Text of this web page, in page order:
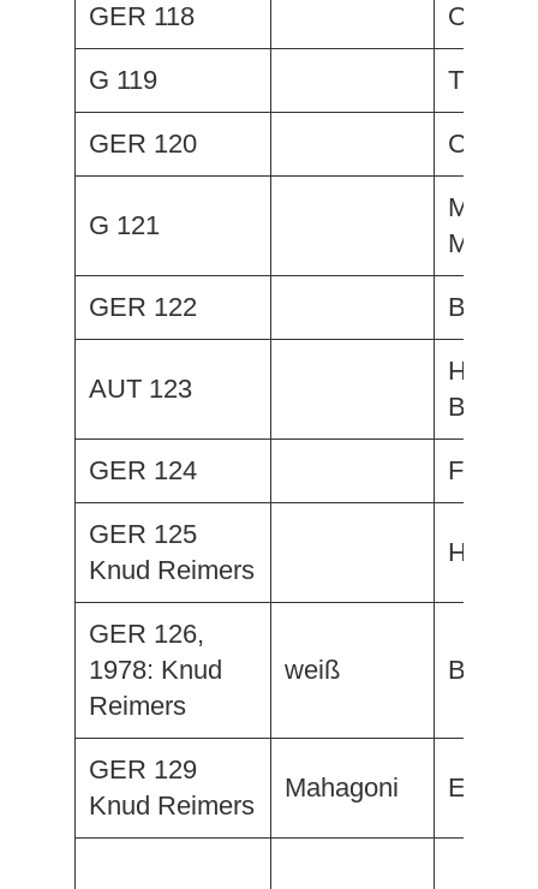
GER 118 Orplid
G 119
GER 120 Caiman
G 121
Mais
Menos
GER 122 Baloa
AUT 123
Bobi
GER 124
GER 125
Knud Reimers
Hibiki
GER 126,
1978: Knud
Reimers
weiß Bijou
GER 129
Knud Reimers
Mahagoni